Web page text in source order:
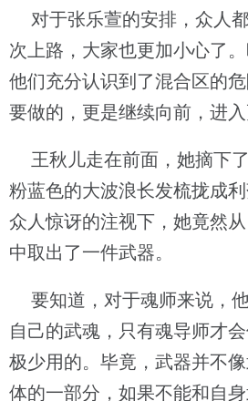
对于张乐萱的安排，众人
次上路，大家也更加小心了
他们充分认识到了混合区的
要做的，更是继续向前，进入
王秋儿走在前面，她摘下
粉蓝色的大波浪长发梳拢成
众人惊讶的注视下，她竟然
中取出了一件武器。
要知道，对于魂师来说，
自己的武魂，只有魂导师才
极少用的。毕竟，武器并不
体的一部分，如果不能和自